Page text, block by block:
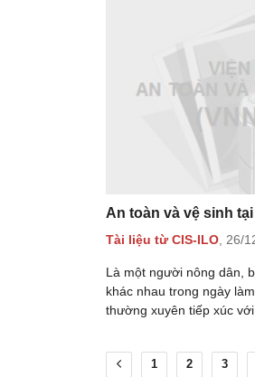
An toàn và vệ sinh
Tài liệu từ CIS-ILO 26/
Là một người nông dân,
khác nhau trong ngày
thường xuyên tiếp xúc với
1 2 3